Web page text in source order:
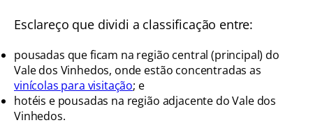
Esclareço que dividi a classificação entre:
pousadas que ficam na região central (principal) do
Vale dos Vinhedos, onde estão concentradas as
vinícolas para visitação; e
hotéis e pousadas na região adjacente do Vale dos
Vinhedos.